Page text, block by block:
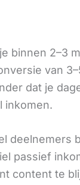
binnen 2–3
van
dat je
inkomen.
deelnemers
passief
content te